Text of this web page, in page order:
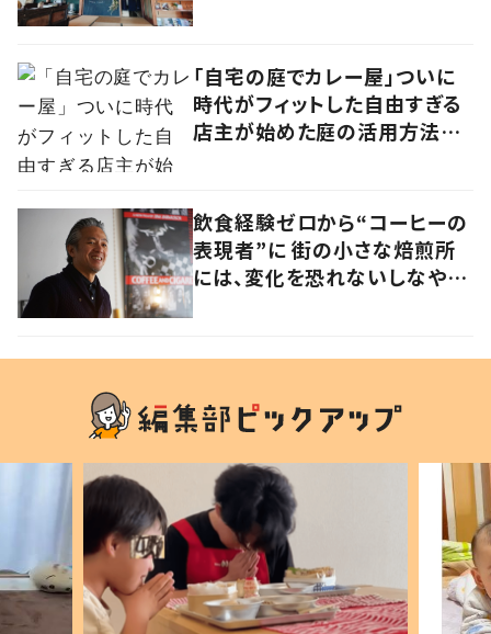
「自宅の庭でカレー屋」ついに
時代がフィットした自由すぎる
店主が始めた庭の活用方法に
飲食経験ゼロから“コーヒーの
表現者”に 街の小さな焙煎所
には、変化を恐れないしなやか